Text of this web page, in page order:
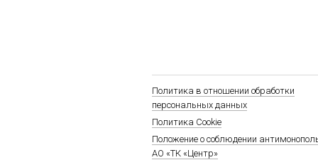
Политика в отношении обработки
персональных данных
Политика Cookie
Положение о соблюдении
АО «ТК «Центр»